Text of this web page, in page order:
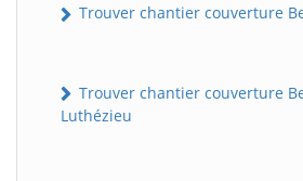
Trouver chantier couverture
Trouver chantier couverture
Luthézieu